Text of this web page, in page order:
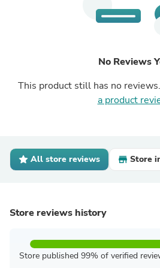
No Reviews
This product still has no
a product
All store reviews Store
Store reviews history
Store published 99% of verified